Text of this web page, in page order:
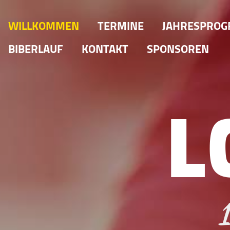
WILLKOMMEN TERMINE
BIBERLAUF
KONTAKT SPONSOREN